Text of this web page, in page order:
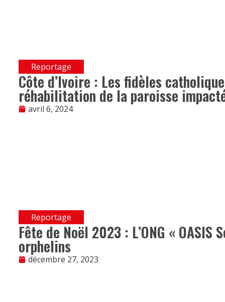
Reportage
Côte d’Ivoire : Les fidèles
réhabilitation de la paroisse
avril 6, 2024
Reportage
Fête de Noël 2023 : L’ONG «
orphelins
décembre 27, 2023